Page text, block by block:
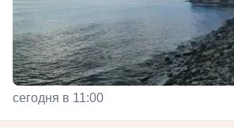
сегодня в 11:00